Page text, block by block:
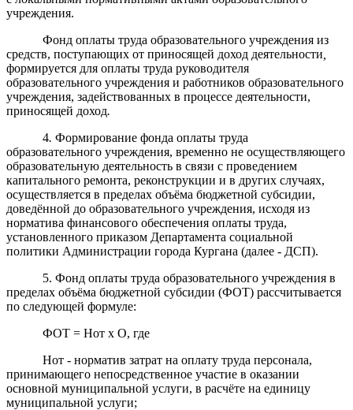
учреждения.
Фонд оплаты труда образовательного учреждения из
средств, поступающих от приносящей доход деятельности
формируется для оплаты труда руководителя
образовательного учреждения и работников образовательного
учреждения, задействованных в процессе деятельности,
приносящей доход.
4.Формирование фонда оплаты труда
образовательного учреждения, временно не осуществляющего
образовательную деятельность в связи с проведением
капитального ремонта, реконструкции и в других случаях,
осуществляется в пределах объёма бюджетной субсидии,
доведённой до образовательного учреждения, исходя из
норматива финансового обеспечения оплаты труда,
установленного приказом Департамента социальной
политики Администрации города Кургана (далее - ДСП).
5. Фонд оплаты труда образовательного учреждения в
пределах объёма бюджетной субсидии (ФОТ) рассчитывается
по следующей формуле:
ФОТ = Нот х О, где
Нот - норматив затрат на оплату труда персонала,
принимающего непосредственное участие в оказании
основной муниципальной услуги, в расчёте на единицу
муниципальной услуги;